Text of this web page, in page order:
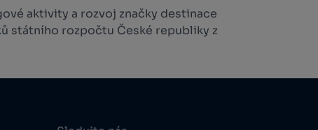
aktivity a rozvoj značky destinace
státního rozpočtu České republiky z